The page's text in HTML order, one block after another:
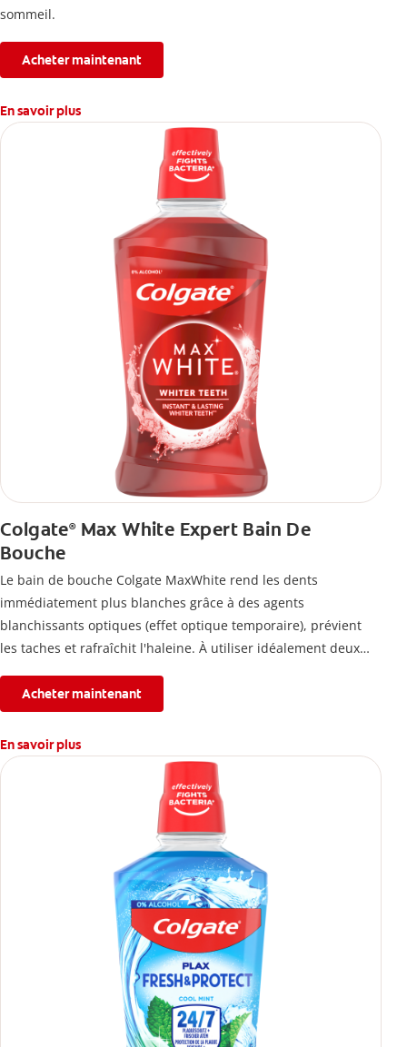
sommeil.
Acheter maintenant
En savoir plus
Colgate®Max White Expert Bain De
Bouche
Le bain de bouche Colgate MaxWhite rend les dents
immédiatement plus blanches grâce à des agents
blanchissants optiques (effet optique temporaire), prévient
les taches et rafraîchit l'haleine. À utiliser idéalement deux
Acheter maintenant
En savoir plus